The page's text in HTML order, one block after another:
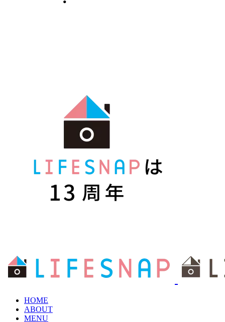
HOME
ABOUT
MENU